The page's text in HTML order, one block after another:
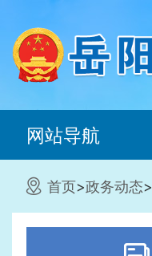
网站导航
首页>政务动态>